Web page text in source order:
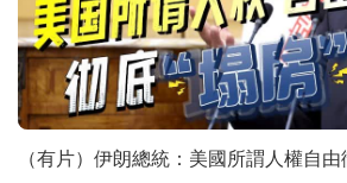
（有片）伊朗總統：美國所謂人權自由